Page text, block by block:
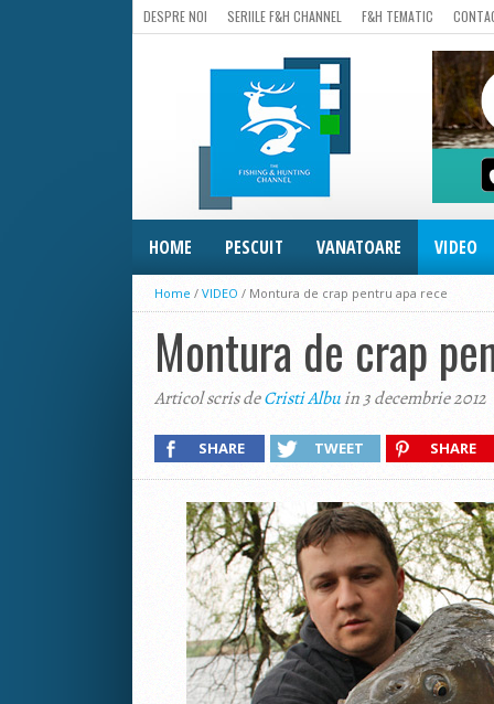
DESPRE NOI SERIILE F&H CHANNEL F&H TEMATIC
HOME PESCUIT VANATOARE VIDEO
Home / VIDEO / Montura de crap pentru apa rece
Montura de crap
Articol scris deCristi Albuin 3 decembrie 2012
SHARE TWEET SHARE